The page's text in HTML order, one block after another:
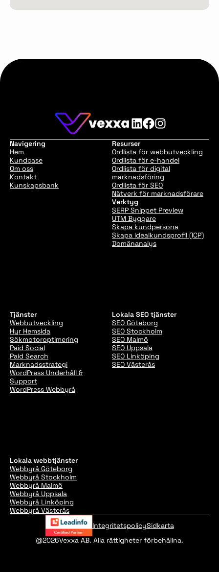
Navigering
Hem
Kundcase
Om oss
Kontakt
Kunskapsbank
Resurser
Ordlista för webbutveckling
Ordlista för e-handel
Ordlista för digital
marknadsföring
Ordlista för SEO
Nätverk för marknadsförare
Verktyg
SERP Snippet Preview
UTM Byggare
Skapa kundpersona
Skapa idealkundsprofil (ICP)
Domänanalys
Tjänster
Webbutveckling
Hyr Hemsida
Sökmotoroptimering
Paid Social
Paid Search
Marknadsstrategi
WordPress Underhåll &
Support
WordPress Webbyrå
Lokala SEO tjänster
SEO Göteborg
SEO Stockholm
SEO Malmö
SEO Uppsala
SEO Linköping
SEO Västerås
Lokala webbtjänster
Webbyrå Göteborg
Webbyrå Stockholm
Webbyrå Malmö
Webbyrå Uppsala
Webbyrå Linköping
Webbyrå Västerås
IntegritetspolicySidkarta
@2026Vexxa AB. Alla rättigheter förbehållna.